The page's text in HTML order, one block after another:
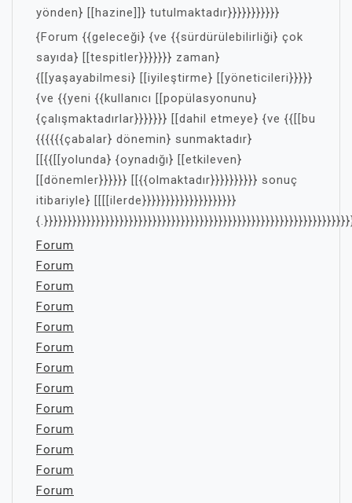
yönden} [[hazine]]} tutulmaktadır}}}}}}}}}}}
{Forum {{geleceği} {ve {{sürdürülebilirliği} çok
sayıda} [[tespitler}}}}}}} zaman}
{[[yaşayabilmesi} [[iyileştirme} [[yöneticileri}}}}}
{ve {{yeni {{kullanıcı [[popülasyonunu}
{çalışmaktadırlar}}}}}}} [[dahil etmeye} {ve {{[[bu
{{{{{{çabalar} dönemin} sunmaktadır}
[[{{[[yolunda} {oynadığı} [[etkileven}
[[dönemler}}}}}} [[{{olmaktadır}}}}}}}}}} sonuç
itibariyle} [[[[ilerde}}}}}}}}}}}}}}}}}}}}
Forum
Forum
Forum
Forum
Forum
Forum
Forum
Forum
Forum
Forum
Forum
Forum
Forum